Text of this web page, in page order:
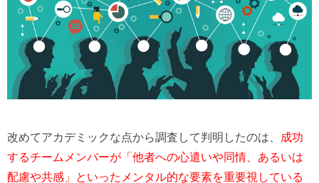
改めてアカデミックな点から調査して判明したのは、
成功
するチームメンバーが「他者への心遣いや同情、あるいは
配慮や共感」といったメンタル的な要素を重要視している